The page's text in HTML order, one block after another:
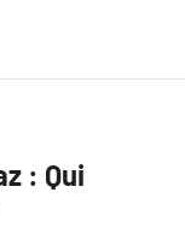
: Qui